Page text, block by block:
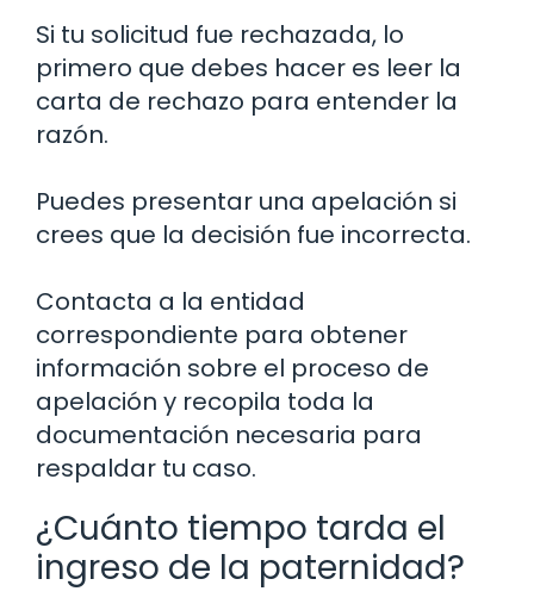
Si tu solicitud fue rechazada, lo
primero que debes hacer es leer la
carta de rechazo para entender la
razón.
Puedes presentar una apelación si
crees que la decisión fue incorrecta.
Contacta a la entidad
correspondiente para obtener
información sobre el proceso de
apelación y recopila toda la
documentación necesaria para
respaldar tu caso.
¿Cuánto tiempo tarda el
ingreso de la paternidad?